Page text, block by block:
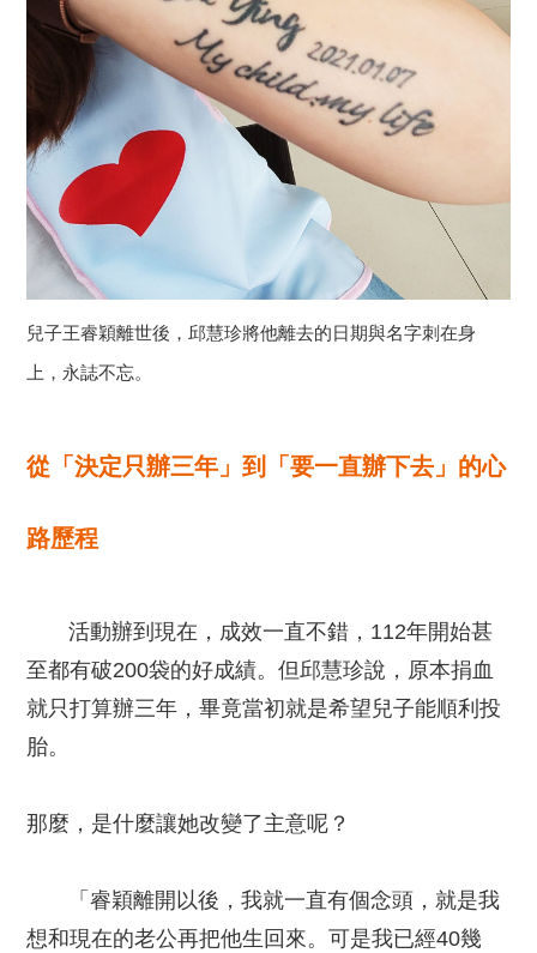
兒子王睿穎離世後，邱慧珍將他離去的日期與名字刺在身
上，永誌不忘。
從「決定只辦三年」到「要一直辦下去」的心
路歷程
活動辦到現在，成效一直不錯，112年開始甚
至都有破200袋的好成績。但邱慧珍說，原本捐血
就只打算辦三年，畢竟當初就是希望兒子能順利投
胎。
那麼，是什麼讓她改變了主意呢？
「睿穎離開以後，我就一直有個念頭，就是我
想和現在的老公再把他生回來。可是我已經40幾